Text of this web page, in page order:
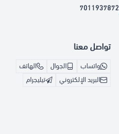
7011937872
تواصل معنا
واتساب الجوال
الهاتف
البريد الإلكتروني
تيليجرام